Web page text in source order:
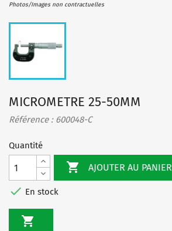
Photos/Images non contractuelles
MICROMETRE 25-50MM
Référence : 600048-C
Quantité
 AJOUTER AU PANIER
 En stock
